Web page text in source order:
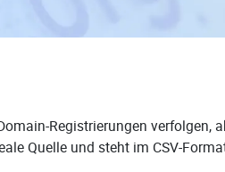
Registrierungen verfolgen,
Quelle und steht im CSV-